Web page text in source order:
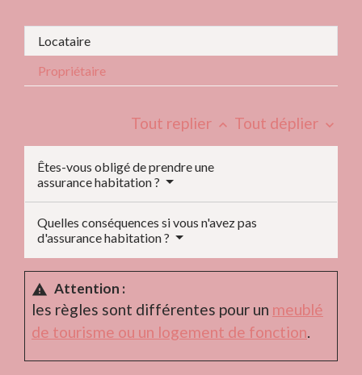
Locataire
Propriétaire
Tout replier keyboard_arrow_up Tout déplier keyboard_arrow_down
Êtes-vous obligé de prendre une
assurance habitation ?
Quelles conséquences si vous n'avez pas
d'assurance habitation ?
warning Attention :
les règles sont différentes pour un meublé
de tourisme ou un logement de fonction.